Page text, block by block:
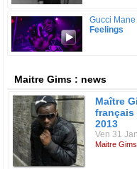
Gucci Mane
Feelings
Maitre Gims : news
Maître
français
2013
Ven 31
Maitre Gims